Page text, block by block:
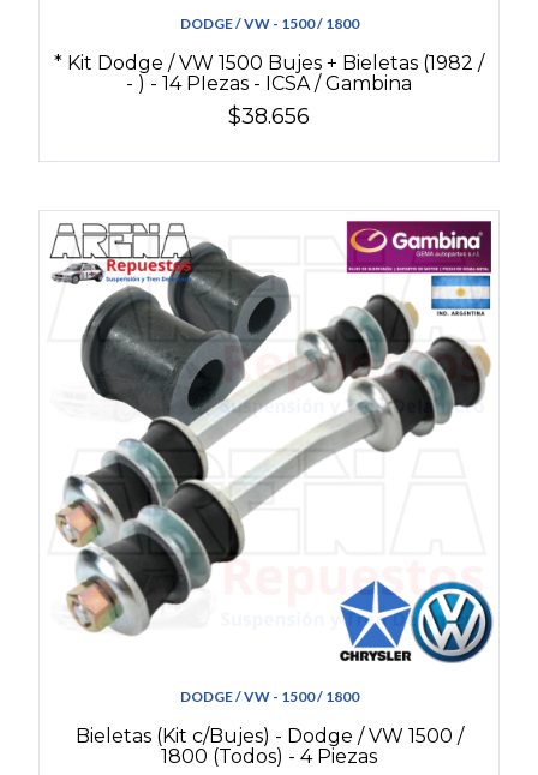
DODGE / VW - 1500 / 1800
* Kit Dodge / VW 1500 Bujes + Bieletas (1982 /
- ) - 14 PIezas - ICSA / Gambina
$38.656
DODGE / VW - 1500 / 1800
Bieletas (Kit c/Bujes) - Dodge / VW 1500 /
1800 (Todos) - 4 Piezas